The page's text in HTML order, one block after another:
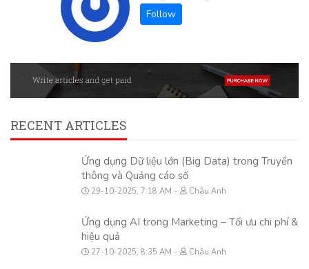
RECENT ARTICLES
Ứng dụng Dữ liệu lớn (Big Data) trong Truyền
thông và Quảng cáo số
29-10-2025, 7:18 AM Châu Anh
Ứng dụng AI trong Marketing – Tối ưu chi phí &
hiệu quả
27-10-2025, 8:35 AM Châu Anh